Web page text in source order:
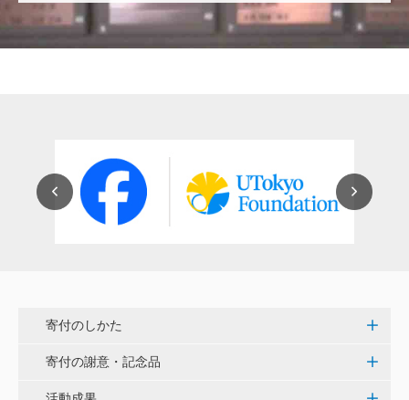
昨春に開催された小石川植物園の観桜会は素晴らし
用いただけると幸いです。 <東京大学動物医療センタ
ー未来基金（東大VMC基金）>
白石流司、その始まりを赤門に。 <ひらけ！赤門プロ
ジェクト>
寄付のしかた
寄付の謝意・記念品